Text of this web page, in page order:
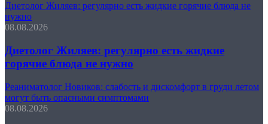
Диетолог Жиляев: регулярно есть жидкие горячие блюда не
нужно
08.08.2026
Диетолог Жиляев: регулярно есть жидкие
горячие блюда не нужно
Реаниматолог Новиков: слабость и дискомфорт в груди летом
могут быть опасными симптомами
08.08.2026